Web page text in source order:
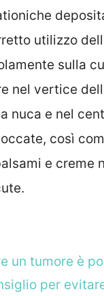
utilizzo
sulla
nel vertice
nuca e nel
così
e creme
un tumore è
per